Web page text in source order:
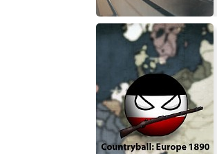
SRC: Sprint Robot